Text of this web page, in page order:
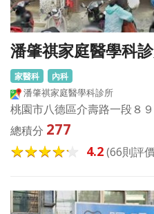
潘肇祺家庭醫學科
家醫科 內科
潘肇祺家庭醫學科診所
桃園市八德區介壽路一段８
總積分 277
4.2(66則評